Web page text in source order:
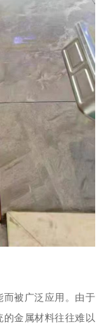
而被广泛应用。由于
金属材料往往难以